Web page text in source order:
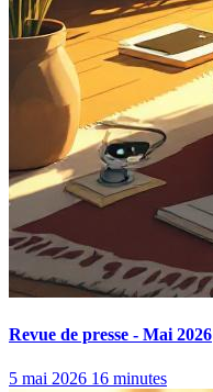
Revue de presse - Mai 2026
5 mai 2026 16 minutes